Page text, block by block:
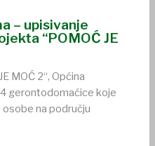
– upisivanje
“POMOĆ JE
MOĆ 2“, Općina
gerontodomaćice koje
na području